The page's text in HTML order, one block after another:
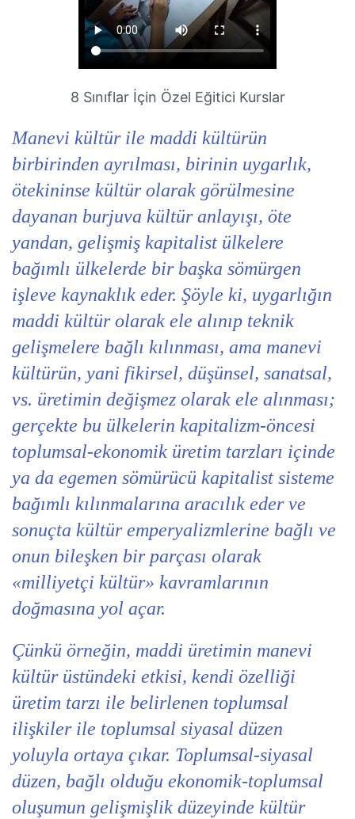
8 Sınıflar İçin Özel Eğitici Kurslar
Manevi kültür ile maddi kültürün
birbirinden ayrılması, birinin uygarlık,
ötekininse kültür olarak görülmesine
dayanan burjuva kültür anlayışı, öte
yandan, gelişmiş kapitalist ülkelere
bağımlı ülkelerde bir başka sömürgen
işleve kaynaklık eder. Şöyle ki, uygarlığın
maddi kültür olarak ele alınıp teknik
gelişmelere bağlı kılınması, ama manevi
kültürün, yani fikirsel, düşünsel, sanatsal,
vs. üretimin değişmez olarak ele alınması;
gerçekte bu ülkelerin kapitalizm-öncesi
toplumsal-ekonomik üretim tarzları içinde
ya da egemen sömürücü kapitalist sisteme
bağımlı kılınmalarına aracılık eder ve
sonuçta kültür emperyalizmlerine bağlı ve
onun bileşken bir parçası olarak
«milliyetçi kültür» kavramlarının
doğmasına yol açar.
Çünkü örneğin, maddi üretimin manevi
kültür üstündeki etkisi, kendi özelliği
üretim tarzı ile belirlenen toplumsal
ilişkiler ile toplumsal siyasal düzen
yoluyla ortaya çıkar. Toplumsal-siyasal
düzen, bağlı olduğu ekonomik-toplumsal
oluşumun gelişmişlik düzeyinde kültür